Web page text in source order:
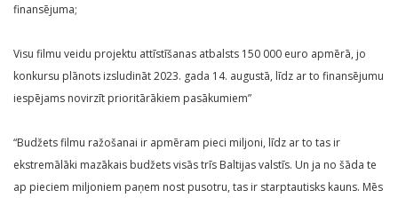
finansējuma;
Visu filmu veidu projektu attīstīšanas atbalsts 150 000 euro apmērā, jo
konkursu plānots izsludināt 2023. gada 14. augustā, līdz ar to finansējumu
iespējams novirzīt prioritārākiem pasākumiem”
“Budžets filmu ražošanai ir apmēram pieci miljoni, līdz ar to tas ir
ekstremālāki mazākais budžets visās trīs Baltijas valstīs. Un ja no šāda te
ap pieciem miljoniem paņem nost pusotru, tas ir starptautisks kauns. Mēs